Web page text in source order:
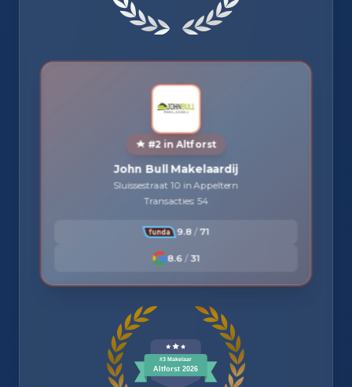
#2 in Altforst
John Bull Makelaardij
Sluissestraat 10 in Appeltern
Transacties: 54
9.8 /71
8.6 / 31